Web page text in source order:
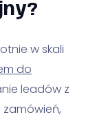
w skali
do
leadów z